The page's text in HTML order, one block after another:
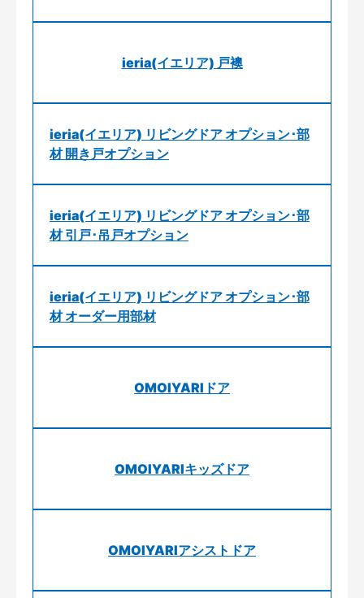
ieria(イエリア) 戸襖
ieria(イエリア) リビングドア オプション･部
材 開き戸オプション
ieria(イエリア) リビングドア オプション･部
材 引戸･吊戸オプション
ieria(イエリア) リビングドア オプション･部
材 オーダー用部材
OMOIYARIドア
OMOIYARIキッズドア
OMOIYARIアシストドア